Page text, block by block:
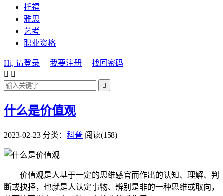
托福
雅思
艺考
职业资格
Hi, 请登录 我要注册
找回密码
 

什么是价值观
2023-02-23 分类： 科普 阅读(158)
价值观是人基于一定的思维感官而作出的认知、理解、判
断或抉择，也就是人认定事物、辨别是非的一种思维或取向，